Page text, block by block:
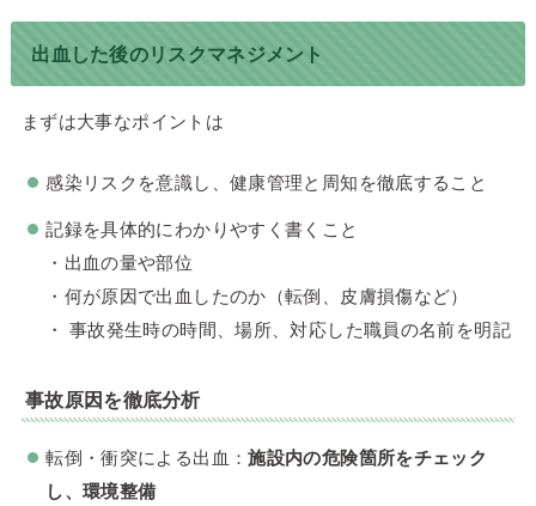
出血した後のリスクマネジメント
まずは大事なポイントは
感染リスクを意識し、健康管理と周知を徹底すること
記録を具体的にわかりやすく書くこと
・出血の量や部位
・何が原因で出血したのか（転倒、皮膚損傷など）
・ 事故発生時の時間、場所、対応した職員の名前を明記
事故原因を徹底分析
転倒・衝突による出血：施設内の危険箇所をチェック
し、環境整備